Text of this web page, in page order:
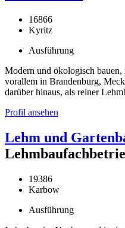
16866
Kyritz
Ausführung
Modern und ökologisch
vorallem in Brandenburg,
darüber hinaus, als reiner
Profil ansehen
Lehm und
19386
Karbow
Ausführung